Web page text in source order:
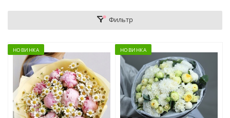
Фильтр
НОВИНКА НОВИНКА